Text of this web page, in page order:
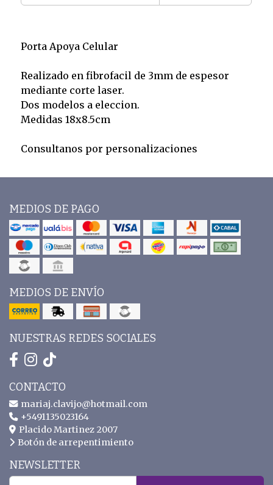
Porta Apoya Celular
Realizado en fibrofacil de 3mm de espesor
mediante corte laser.
Dos modelos a eleccion.
Medidas 18x8.5cm
Consultanos por personalizaciones
MEDIOS DE PAGO
MEDIOS DE ENVÍO
NUESTRAS REDES SOCIALES
CONTACTO
mariaj.clavijo@hotmail.com
+5491135023164
Placido Martinez 2007
Botón de arrepentimiento
NEWSLETTER